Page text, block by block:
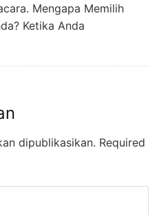
Mengapa Memilih
Ketika Anda
dipublikasikan. Required